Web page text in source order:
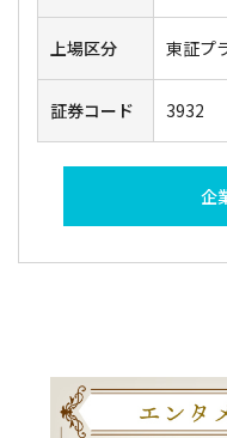
上場区分 東証プ
証券コード 3932
企